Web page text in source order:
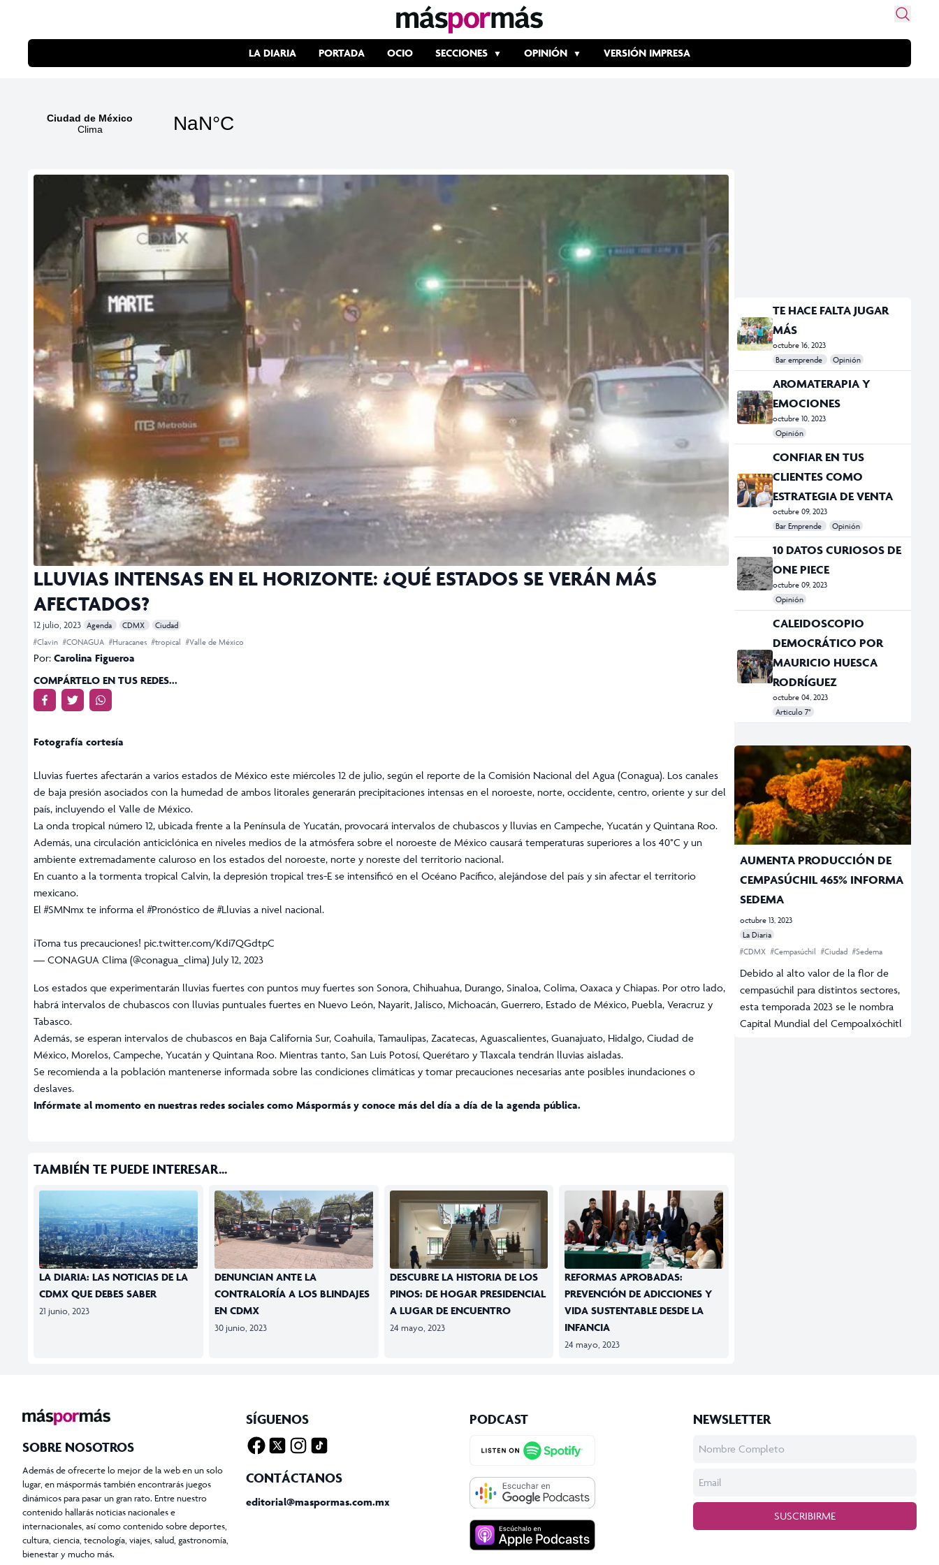
LA DIARIA PORTADA OCIO SECCIONES OPINIÓN VERSIÓN IMPRESA
LLUVIAS INTENSAS EN EL HORIZONTE: ¿QUÉ ESTADOS SE VERÁN MÁS
AFECTADOS?
12 julio, 2023 Agenda CDMX
Ciudad
#Clavin #CONAGUA #Huracanes #tropical #Valle de México
Por: Carolina Figueroa
COMPÁRTELO EN TUS REDES...
Fotografía cortesía
Lluvias fuertes afectarán a varios estados de México este miércoles 12 de julio, según el reporte de la Comisión Nacional del Agua (Conagua). Los canales
de baja presión asociados con la humedad de ambos litorales generarán precipitaciones intensas en el noroeste, norte, occidente, centro, oriente y sur del
país, incluyendo el Valle de México.
La onda tropical número 12, ubicada frente a la Península de Yucatán, provocará intervalos de chubascos y lluvias en Campeche, Yucatán y Quintana Roo.
Además, una circulación anticiclónica en niveles medios de la atmósfera sobre el noroeste de México causará temperaturas superiores a los 40°C y un
ambiente extremadamente caluroso en los estados del noroeste, norte y noreste del territorio nacional.
En cuanto a la tormenta tropical Calvin, la depresión tropical tres-E se intensificó en el Océano Pacífico, alejándose del país y sin afectar el territorio
mexicano.
El #SMNmx te informa el #Pronóstico de #Lluvias a nivel nacional.
¡Toma tus precauciones! pic.twitter.com/Kdi7QGdtpC
— CONAGUA Clima (@conagua_clima) July 12, 2023
Los estados que experimentarán lluvias fuertes con puntos muy fuertes son Sonora, Chihuahua, Durango, Sinaloa, Colima, Oaxaca y Chiapas. Por otro lado,
habrá intervalos de chubascos con lluvias puntuales fuertes en Nuevo León, Nayarit, Jalisco, Michoacán, Guerrero, Estado de México, Puebla, Veracruz y
Tabasco.
Además, se esperan intervalos de chubascos en Baja California Sur, Coahuila, Tamaulipas, Zacatecas, Aguascalientes, Guanajuato, Hidalgo, Ciudad de
México, Morelos, Campeche, Yucatán y Quintana Roo. Mientras tanto, San Luis Potosí, Querétaro y Tlaxcala tendrán lluvias aisladas.
Se recomienda a la población mantenerse informada sobre las condiciones climáticas y tomar precauciones necesarias ante posibles inundaciones o
deslaves.
Infórmate al momento en nuestras redes sociales como Máspormás y conoce más del día a día de la agenda pública.
TAMBIÉN TE PUEDE INTERESAR...
LA DIARIA: LAS NOTICIAS DE LA
CDMX QUE DEBES SABER
21 junio, 2023
DENUNCIAN ANTE LA
CONTRALORÍA A LOS BLINDAJES
EN CDMX
30 junio, 2023
DESCUBRE LA HISTORIA DE LOS
PINOS: DE HOGAR PRESIDENCIAL
A LUGAR DE ENCUENTRO
24 mayo, 2023
REFORMAS APROBADAS:
PREVENCIÓN DE ADICCIONES Y
VIDA SUSTENTABLE DESDE LA
INFANCIA
24 mayo, 2023
TE HACE FALTA JUGAR
MÁS
octubre 16, 2023
Bar emprende
Opinión
#Bar Emprende
#CDMX
#Ciudad
AROMATERAPIA Y
EMOCIONES
octubre 10, 2023
Opinión
#Opinión
CONFIAR EN TUS
CLIENTES COMO
ESTRATEGIA DE VENTA
octubre 09, 2023
Bar Emprende
Opinión
#Academia Esgrima México
#Ciudad
#Emprendedor
#india
#Opinión
#UnDosTres
10 DATOS CURIOSOS DE
ONE PIECE
octubre 09, 2023
Opinión
#anime
#Dragon Ball Z
#L de Logar
#Naruto
#One Piece
#Opinión
CALEIDOSCOPIO
DEMOCRÁTICO POR
MAURICIO HUESCA
RODRÍGUEZ
octubre 04, 2023
Articulo 7°
#Caleidoscopio democrático
#CDMX
#cultura cívica
#IECM
AUMENTA PRODUCCIÓN DE
CEMPASÚCHIL 465% INFORMA
SEDEMA
octubre 13, 2023
La Diaria
#CDMX #Cempasúchil #Ciudad #Sedema
Debido al alto valor de la flor de
cempasúchil para distintos sectores,
esta temporada 2023 se le nombra
Capital Mundial del Cempoalxóchitl
SOBRE NOSOTROS
Además de ofrecerte lo mejor de la web en un solo
lugar, en máspormás también encontrarás juegos
dinámicos para pasar un gran rato. Entre nuestro
contenido hallarás noticias nacionales e
internacionales, así como contenido sobre deportes,
cultura, ciencia, tecnología, viajes, salud, gastronomía,
bienestar y mucho más.
SÍGUENOS
CONTÁCTANOS
editorial@maspormas.com.mx
PODCAST NEWSLETTER
SUSCRIBIRME